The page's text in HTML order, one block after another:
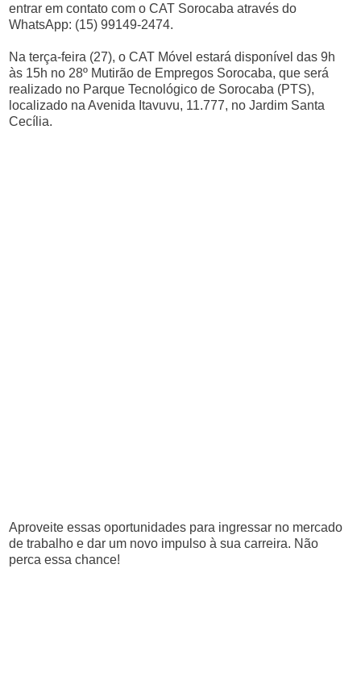
entrar em contato com o CAT Sorocaba através do
WhatsApp: (15) 99149-2474.
Na terça-feira (27), o CAT Móvel estará disponível das 9h
às 15h no 28º Mutirão de Empregos Sorocaba, que será
realizado no Parque Tecnológico de Sorocaba (PTS),
localizado na Avenida Itavuvu, 11.777, no Jardim Santa
Cecília.
Aproveite essas oportunidades para ingressar no mercado
de trabalho e dar um novo impulso à sua carreira. Não
perca essa chance!